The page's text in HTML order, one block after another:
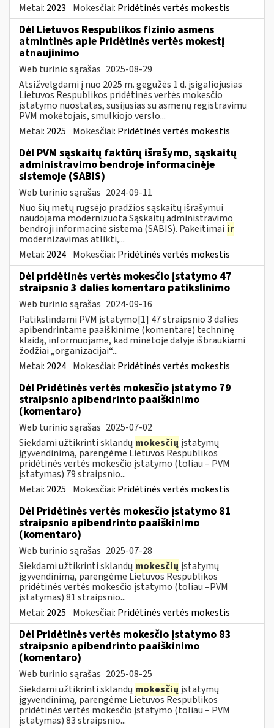
Metai: 2023 Mokesčiai: Pridėtinės vertės mokestis
Dėl Lietuvos Respublikos fizinio asmens
atmintinės apie Pridėtinės vertės mokestį
atnaujinimo
Web turinio sąrašas 2025-08-29
Atsižvelgdami į nuo 2025 m. gegužės 1 d. įsigaliojusias
Lietuvos Respublikos pridėtinės vertės mokesčio
įstatymo nuostatas, susijusias su asmenų registravimu
PVM mokėtojais, smulkiojo verslo...
Metai: 2025 Mokesčiai: Pridėtinės vertės mokestis
Dėl PVM sąskaitų faktūrų išrašymo, sąskaitų
administravimo bendroje informacinėje
sistemoje (SABIS)
Web turinio sąrašas 2024-09-11
Nuo šių metų rugsėjo pradžios sąskaitų išrašymui
naudojama modernizuota Sąskaitų administravimo
bendroji informacinė sistema (SABIS). Pakeitimai ir
modernizavimas atlikti,...
Metai: 2024 Mokesčiai: Pridėtinės vertės mokestis
Dėl pridėtinės vertės mokesčio įstatymo 47
straipsnio 3 dalies komentaro patikslinimo
Web turinio sąrašas 2024-09-16
Patikslindami PVM įstatymo[1] 47 straipsnio 3 dalies
apibendrintame paaiškinime (komentare) techninę
klaidą, informuojame, kad minėtoje dalyje išbraukiami
žodžiai „organizacijai“...
Metai: 2024 Mokesčiai: Pridėtinės vertės mokestis
Dėl Pridėtinės vertės mokesčio įstatymo 79
straipsnio apibendrinto paaiškinimo
(komentaro)
Web turinio sąrašas 2025-07-02
Siekdami užtikrinti sklandų mokesčių įstatymų
įgyvendinimą, parengėme Lietuvos Respublikos
pridėtinės vertės mokesčio įstatymo (toliau – PVM
įstatymas) 79 straipsnio...
Metai: 2025 Mokesčiai: Pridėtinės vertės mokestis
Dėl Pridėtinės vertės mokesčio įstatymo 81
straipsnio apibendrinto paaiškinimo
(komentaro)
Web turinio sąrašas 2025-07-28
Siekdami užtikrinti sklandų mokesčių įstatymų
įgyvendinimą, parengėme Lietuvos Respublikos
pridėtinės vertės mokesčio įstatymo (toliau –PVM
įstatymas) 81 straipsnio...
Metai: 2025 Mokesčiai: Pridėtinės vertės mokestis
Dėl Pridėtinės vertės mokesčio įstatymo 83
straipsnio apibendrinto paaiškinimo
(komentaro)
Web turinio sąrašas 2025-08-25
Siekdami užtikrinti sklandų mokesčių įstatymų
įgyvendinimą, parengėme Lietuvos Respublikos
pridėtinės vertės mokesčio įstatymo (toliau – PVM
įstatymas) 83 straipsnio...